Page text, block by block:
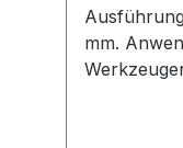
mm. Anwendung: Zum Einrichten von